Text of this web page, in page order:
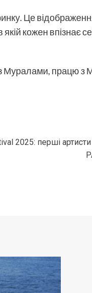
Це відображення
кожен впізнає
Муралами, працю з
2025: перші